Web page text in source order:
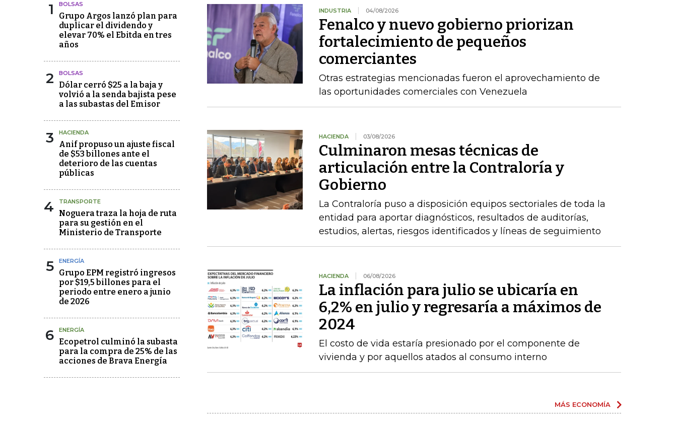
1 BOLSAS
Grupo Argos lanzó plan para
duplicar el dividendo y
elevar 70% el Ebitda en tres
años
2 BOLSAS
Dólar cerró $25 a la baja y
volvió a la senda bajista pese
a las subastas del Emisor
3 HACIENDA
Anif propuso un ajuste fiscal
de $53 billones ante el
deterioro de las cuentas
públicas
4 TRANSPORTE
Noguera traza la hoja de ruta
para su gestión en el
Ministerio de Transporte
5 ENERGÍA
Grupo EPM registró ingresos
por $19,5 billones para el
periodo entre enero a junio
de 2026
6 ENERGÍA
Ecopetrol culminó la subasta
para la compra de 25% de las
acciones de Brava Energía
INDUSTRIA 04/08/2026
Fenalco y nuevo gobierno priorizan
fortalecimiento de pequeños
comerciantes
Otras estrategias mencionadas fueron el aprovechamiento de
las oportunidades comerciales con Venezuela
HACIENDA 03/08/2026
Culminaron mesas técnicas de
articulación entre la Contraloría y
Gobierno
La Contraloría puso a disposición equipos sectoriales de toda la
entidad para aportar diagnósticos, resultados de auditorías,
estudios, alertas, riesgos identificados y líneas de seguimiento
HACIENDA 06/08/2026
La inflación para julio se ubicaría en
6,2% en julio y regresaría a máximos de
2024
El costo de vida estaría presionado por el componente de
vivienda y por aquellos atados al consumo interno
MÁS ECONOMÍA